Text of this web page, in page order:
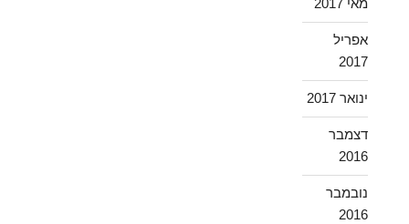
מאי 2017
אפריל
2017
ינואר 2017
דצמבר
2016
נובמבר
2016